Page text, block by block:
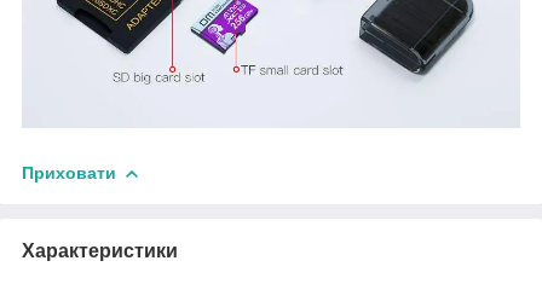
Приховати
Характеристики